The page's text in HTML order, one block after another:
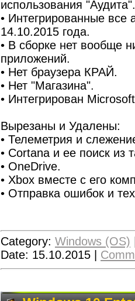
использования "Аудита".
• Интегрированные все
14.10.2015 года.
• В сборке нет вообще
приложений.
• Нет браузера КРАЙ.
• Нет "Магазина".
• Интегрирован
Вырезаны и Удалены:
• Телеметрия и
• Сortana и ее поиск из
• OneDrive.
• Xbox вместе с его
• Отправка ошибок и
Category: Windows (OS)
Date: 15.10.2015